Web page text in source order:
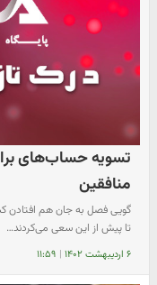
منافقین
گویی فصل به جان هم افتادن
تا پیش از این سعی می‌کردند…
۶ اردیبهشت ۱۴۰۲ | ۱۱:۵۹